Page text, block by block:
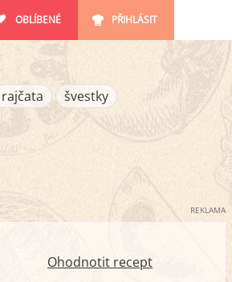
OBLÍBENÉ PŘIHLÁSIT
rajčata
švestky
REKLAMA
Ohodnotit recept